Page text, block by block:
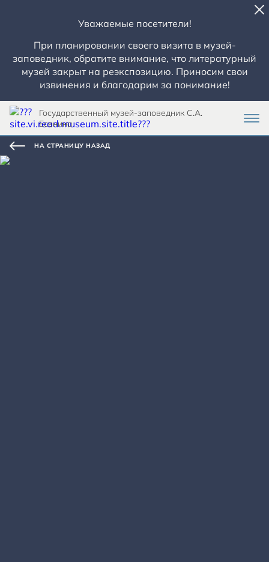
Уважаемые посетители!
При планировании своего визита в музей-
заповедник, обратите внимание, что литературный
музей закрыт на реэкспозицию. Приносим свои
извинения и благодарим за понимание!
Государственный музей-заповедник С.А.
Есенина
НА СТРАНИЦУ НАЗАД